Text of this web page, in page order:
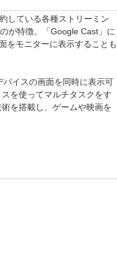
している各種ストリーミン
が特徴。「Google Cast」に
をモニターに表示することも
イスの画面を同時に表示可
を使ってマルチタスクをす
を搭載し、ゲームや映画を